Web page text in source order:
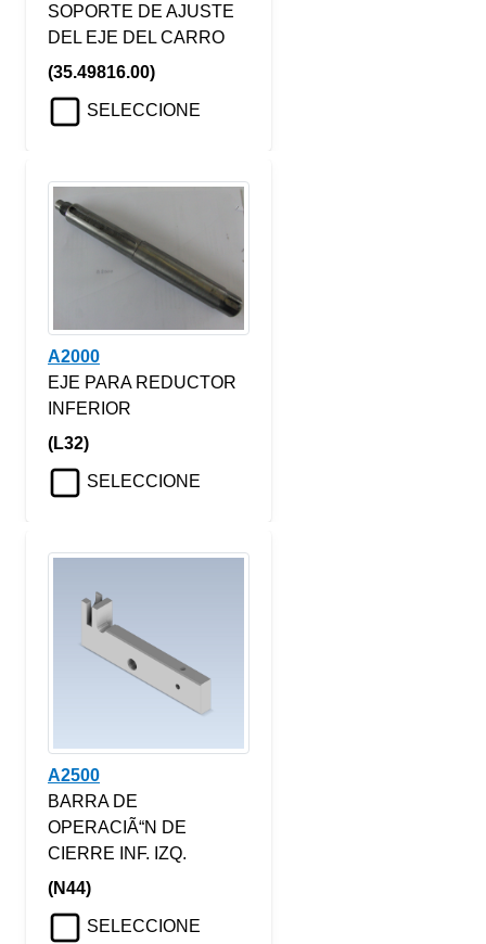
SOPORTE DE AJUSTE
DEL EJE DEL CARRO
(35.49816.00)
SELECCIONE
A2000
EJE PARA REDUCTOR
INFERIOR
(L32)
SELECCIONE
A2500
BARRA DE
OPERACIÃ“N DE
CIERRE INF. IZQ.
(N44)
SELECCIONE